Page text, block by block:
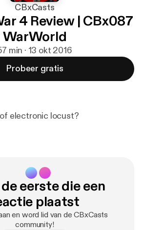
CBxCasts
4 Review | CBx087
WarWorld
min · 13 okt 2016
Probeer gratis
electronic locust?
eerste die een
plaatst
en word lid van de CBxCasts
community!